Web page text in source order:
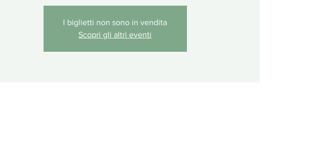
I biglietti non sono in vendita
Scopri gli altri eventi